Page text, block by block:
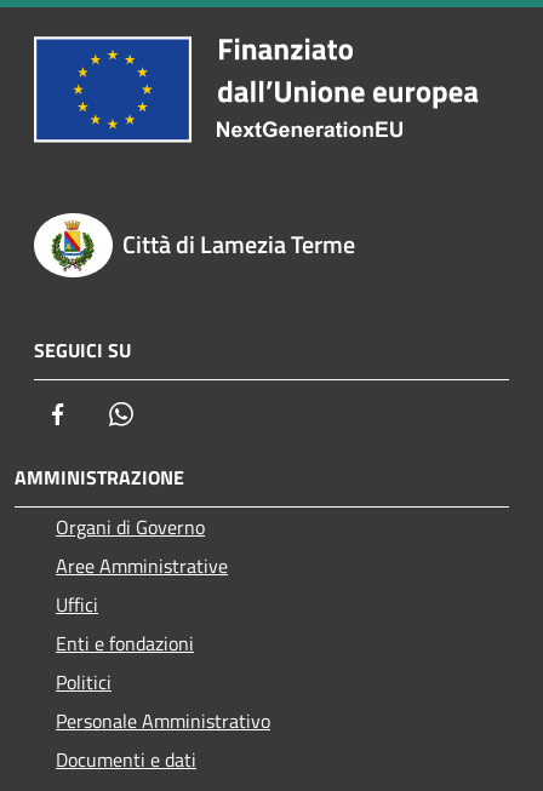
Città di Lamezia Terme
SEGUICI SU
Facebook
AMMINISTRAZIONE
Organi di Governo
Aree Amministrative
Uffici
Enti e fondazioni
Politici
Personale Amministrativo
Documenti e dati